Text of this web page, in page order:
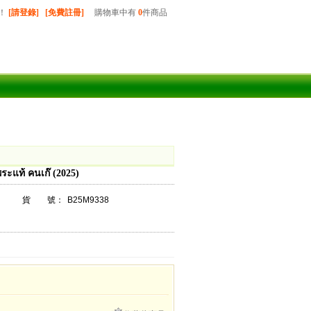
購物車中有 0件商品
！ [請登錄] [免費註冊]
ะแท้ คนเก๊ (2025)
貨 號：
B25M9338